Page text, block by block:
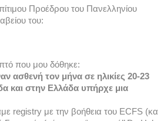
Προέδρου του Πανελληνίου
του:
που μου δόθηκε:
ασθενή τον μήνα σε ηλικίες 20-23
και στην Ελλάδα υπήρχε μια
registry με την βοήθεια του ECFS (κα